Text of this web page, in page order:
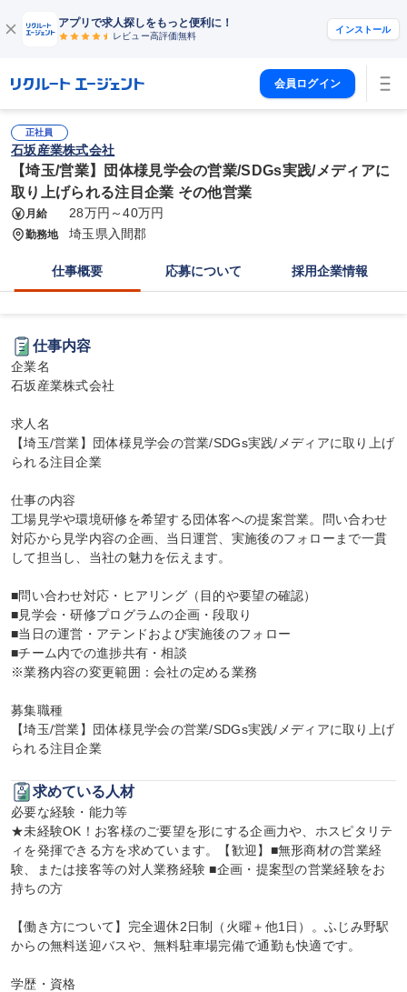
アプリで求人探しをもっと便利に！
レビュー高評価無料
インストール
会員ログイン
正社員
石坂産業株式会社
【埼玉/営業】団体様見学会の営業/SDGs実践/メディアに
取り上げられる注目企業 その他営業
月給 28万円～40万円
勤務地 埼玉県入間郡
仕事概要 応募について 採用企業情報
仕事内容
企業名
石坂産業株式会社
求人名
【埼玉/営業】団体様見学会の営業/SDGs実践/メディアに取り上げ
られる注目企業
仕事の内容
工場見学や環境研修を希望する団体客への提案営業。問い合わせ
対応から見学内容の企画、当日運営、実施後のフォローまで一貫
して担当し、当社の魅力を伝えます。
■問い合わせ対応・ヒアリング（目的や要望の確認）
■見学会・研修プログラムの企画・段取り
■当日の運営・アテンドおよび実施後のフォロー
■チーム内での進捗共有・相談
※業務内容の変更範囲：会社の定める業務
募集職種
【埼玉/営業】団体様見学会の営業/SDGs実践/メディアに取り上げ
られる注目企業
求めている人材
必要な経験・能力等
★未経験OK！お客様のご要望を形にする企画力や、ホスピタリテ
ィを発揮できる方を求めています。【歓迎】■無形商材の営業経
験、または接客等の対人業務経験 ■企画・提案型の営業経験をお
持ちの方
【働き方について】完全週休2日制（火曜＋他1日）。ふじみ野駅
からの無料送迎バスや、無料駐車場完備で通勤も快適です。
学歴・資格